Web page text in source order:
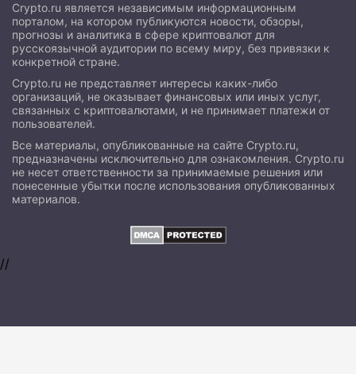
Crypto.ru является независимым информационным
порталом, на котором публикуются новости, обзоры,
прогнозы и аналитика в сфере криптовалют для
русскоязычной аудитории по всему миру, без привязки к
конкретной стране.
Crypto.ru не представляет интересы каких-либо
организаций, не оказывает финансовых или иных услуг,
связанных с криптовалютами, и не принимает платежи от
пользователей.
Все материалы, опубликованные на сайте Crypto.ru,
предназначены исключительно для ознакомления. Crypto.ru
не несет ответственности за принимаемые решения или
понесенные убытки после использования опубликованных
материалов.
//